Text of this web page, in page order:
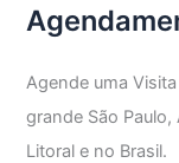
Agende uma
grande São Paulo,
Litoral e no Brasil.